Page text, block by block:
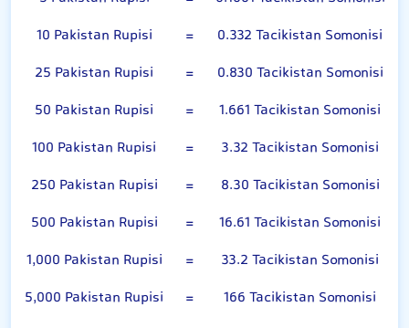
10 Pakistan Rupisi
=
0.332 Tacikistan Somonisi
25 Pakistan Rupisi
=
0.830 Tacikistan Somonisi
50 Pakistan Rupisi
=
1.661 Tacikistan Somonisi
100 Pakistan Rupisi
=
3.32 Tacikistan Somonisi
250 Pakistan Rupisi
=
8.30 Tacikistan Somonisi
500 Pakistan Rupisi
=
16.61 Tacikistan Somonisi
1,000 Pakistan Rupisi
=
33.2 Tacikistan Somonisi
5,000 Pakistan Rupisi
=
166 Tacikistan Somonisi